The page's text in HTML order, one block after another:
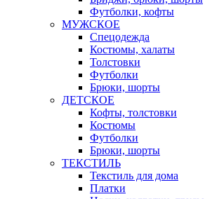
Футболки, кофты
МУЖСКОЕ
Спецодежда
Костюмы, халаты
Толстовки
Футболки
Брюки, шорты
ДЕТСКОЕ
Кофты, толстовки
Костюмы
Футболки
Брюки, шорты
ТЕКСТИЛЬ
Текстиль для дома
Платки